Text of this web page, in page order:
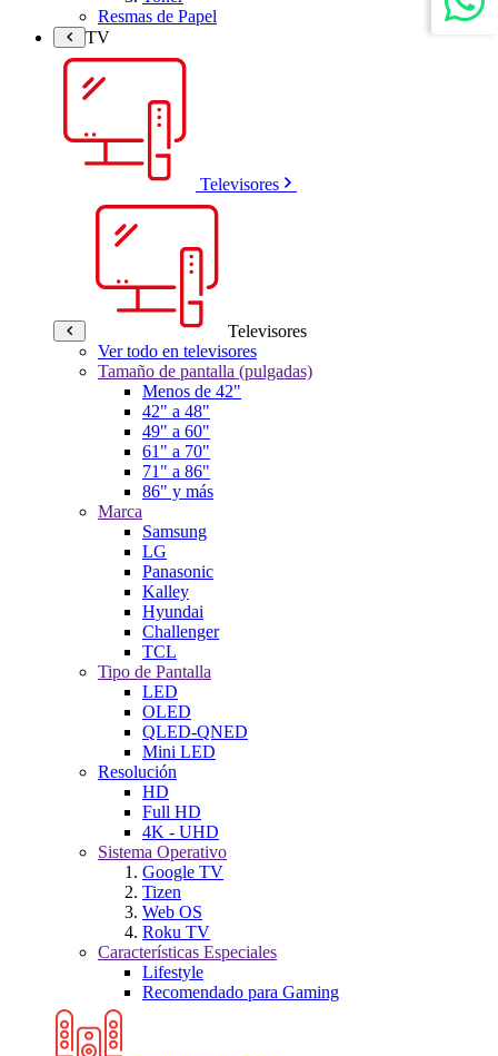
Resmas de Papel
TV
Televisores
Televisores
Ver todo en televisores
Tamaño de pantalla (pulgadas)
Menos de 42"
42" a 48"
49" a 60"
61" a 70"
71" a 86"
86" y más
Marca
Samsung
LG
Panasonic
Kalley
Hyundai
Challenger
TCL
Tipo de Pantalla
LED
OLED
QLED-QNED
Mini LED
Resolución
HD
Full HD
4K - UHD
Sistema Operativo
Google TV
Tizen
Web OS
Roku TV
Características Especiales
Lifestyle
Recomendado para Gaming